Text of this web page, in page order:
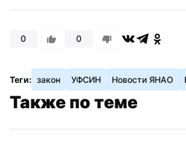
0 0
Теги: закон УФСИН Новости ЯНАО
Также по теме